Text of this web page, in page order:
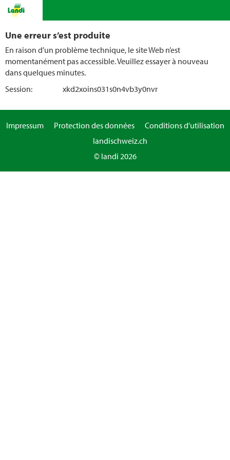
Une erreur s’est produite
En raison d’un problème technique, le site Web n’est
momentanément pas accessible. Veuillez essayer à nouveau
dans quelques minutes.
Session:
xkd2xoins031s0n4vb3y0nvr
Impressum Protection des données
Conditions d'utilisation
landischweiz.ch
© landi 2026